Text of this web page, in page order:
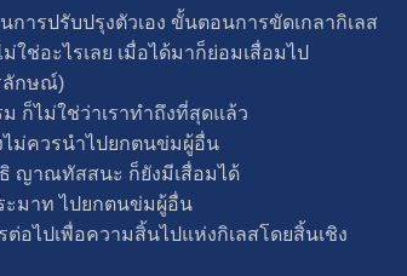
ปรับปรุงตัวเอง ขั้นตอนการขัดเกลากิเลส
ะไรเลย เมื่อได้มาก็ย่อมเสื่อมไป
ลักษณ์)
ม่ใช่ว่าเราทำถึงที่สุดแล้ว
ไม่ควรนำไปยกตนข่มผู้อื่น
ณทัสสนะ ก็ยังมีเสื่อมได้
ะมาท ไปยกตนข่มผู้อื่น
อไปเพื่อความสิ้นไปแห่งกิเลสโดยสิ้นเชิง